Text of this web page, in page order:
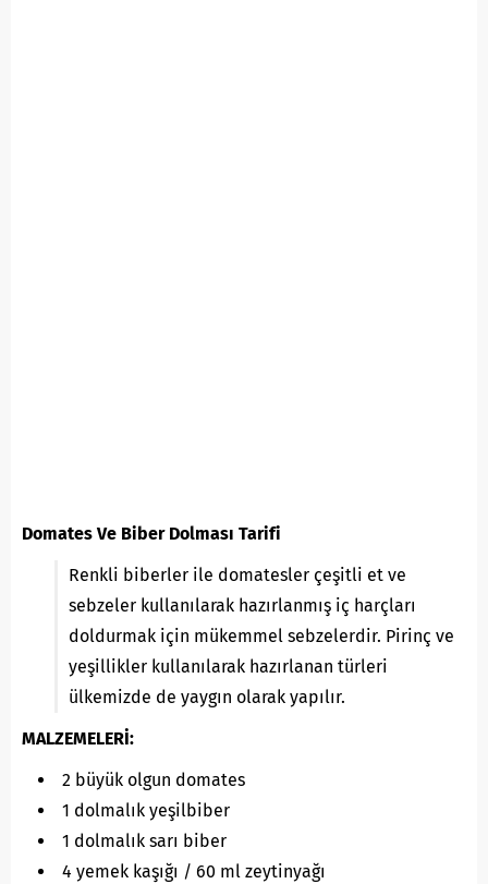
Domates Ve Biber Dolması Tarifi
Renkli biberler ile domatesler çeşitli et ve
sebzeler kullanılarak hazırlanmış iç harçları
doldurmak için mükemmel sebzelerdir. Pirinç ve
yeşillikler kullanılarak hazırlanan türleri
ülkemizde de yaygın olarak yapılır.
MALZEMELERİ:
2 büyük olgun domates
1 dolmalık yeşilbiber
1 dolmalık sarı biber
4 yemek kaşığı / 60 ml zeytinyağı